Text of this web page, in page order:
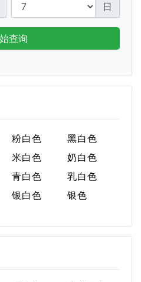
日
查询
粉白色
黑白色
米白色
奶白色
青白色
乳白色
银白色 银色